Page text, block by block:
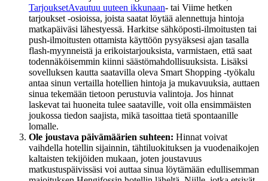
TarjouksetAvautuu uuteen ikkunaan- tai Viime hetken
tarjoukset -osioissa, joista saatat löytää alennettuja hintoja
matkapäiväsi lähestyessä. Harkitse sähköposti-ilmoitusten tai
push-ilmoitusten ottamista käyttöön pysyäksesi ajan tasalla
flash-myynneistä ja erikoistarjouksista, varmistaen, että saat
todennäköisemmin kiinni säästömahdollisuuksista. Lisäksi
sovelluksen kautta saatavilla oleva Smart Shopping -työkalu
antaa sinun vertailla hotellien hintoja ja mukavuuksia, auttaen
sinua tekemään tietoon perustuvia valintoja. Jos hinnat
laskevat tai huoneita tulee saataville, voit olla ensimmäisten
joukossa tiedon saajista, mikä tasoittaa tietä spontaanille
lomalle.
Ole joustava päivämäärien suhteen: Hinnat voivat
vaihdella hotellin sijainnin, tähtiluokituksen ja vuodenaikojen
kaltaisten tekijöiden mukaan, joten joustavuus
matkustuspäivissäsi voi auttaa sinua löytämään edullisemman